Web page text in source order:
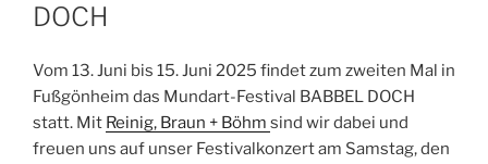
DOCH
Vom 13. Juni bis 15. Juni 2025 findet zum zweiten Mal in
Fußgönheim das Mundart-Festival BABBEL DOCH
statt. Mit Reinig, Braun + Böhm sind wir dabei und
freuen uns auf unser Festivalkonzert am Samstag, den